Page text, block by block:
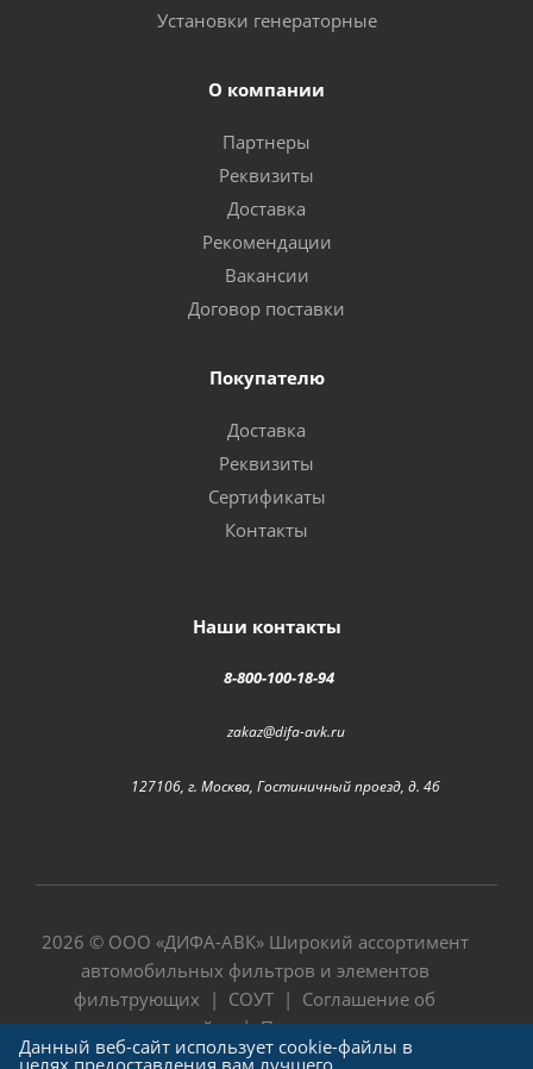
Установки генераторные
О компании
Партнеры
Реквизиты
Доставка
Рекомендации
Вакансии
Договор поставки
Покупателю
Доставка
Реквизиты
Сертификаты
Контакты
Наши контакты
8-800-100-18-94
zakaz@difa-avk.ru
127106, г. Москва, Гостиничный проезд, д. 4б
2026 © ООО «ДИФА-АВК» Широкий ассортимент
автомобильных фильтров и элементов
фильтрующих | СОУТ | Соглашение об
использовании сайта|Политика в отношении
обработки персональных данных
Данный веб-сайт использует cookie-файлы в
целях предоставления вам лучшего